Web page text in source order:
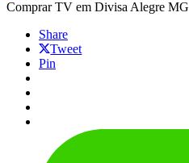
Comprar TV em Divisa Alegre MG
Share
Tweet
Pin